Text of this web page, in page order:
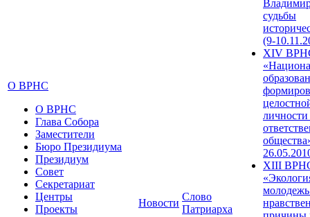
О ВРНС
О ВРНС
Глава Собора
Заместители
Бюро Президиума
Президиум
Совет
Секретариат
Центры
Проекты
Новости
Слово
Патриарха
судьбы
(9-
XIV
XIII